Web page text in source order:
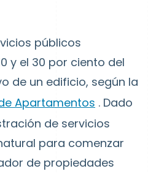
públicos
y el 30 por ciento del
de un edificio, según la
Apartamentos . Dado
de servicios
para comenzar
de propiedades